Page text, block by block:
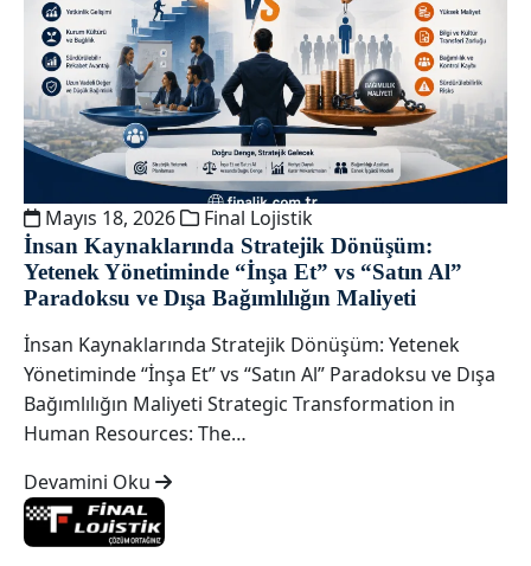
Mayıs 18, 2026 Final Lojistik
İnsan Kaynaklarında Stratejik Dönüşüm:
Yetenek Yönetiminde “İnşa Et” vs “Satın Al”
Paradoksu ve Dışa Bağımlılığın Maliyeti
İnsan Kaynaklarında Stratejik Dönüşüm: Yetenek
Yönetiminde “İnşa Et” vs “Satın Al” Paradoksu ve Dışa
Bağımlılığın Maliyeti Strategic Transformation in
Human Resources: The…
Devamini Oku